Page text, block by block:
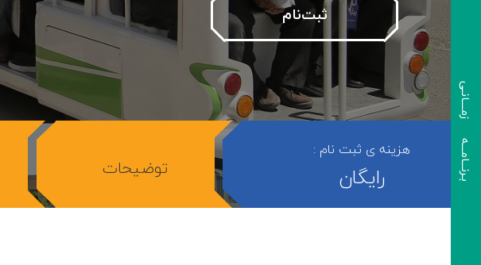
بـرنـــامـــه زمــــانـی
ثبت‌نام
هزینه ی ثبت نام :
رایگان توضیحات